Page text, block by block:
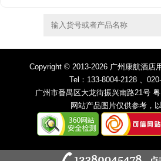
Copyright © 2013-2026 广州康航酒店
Tel：133-8004-2128 、
广州市番禺区大龙街振兴南路21号
网站产品图片仅供参考，